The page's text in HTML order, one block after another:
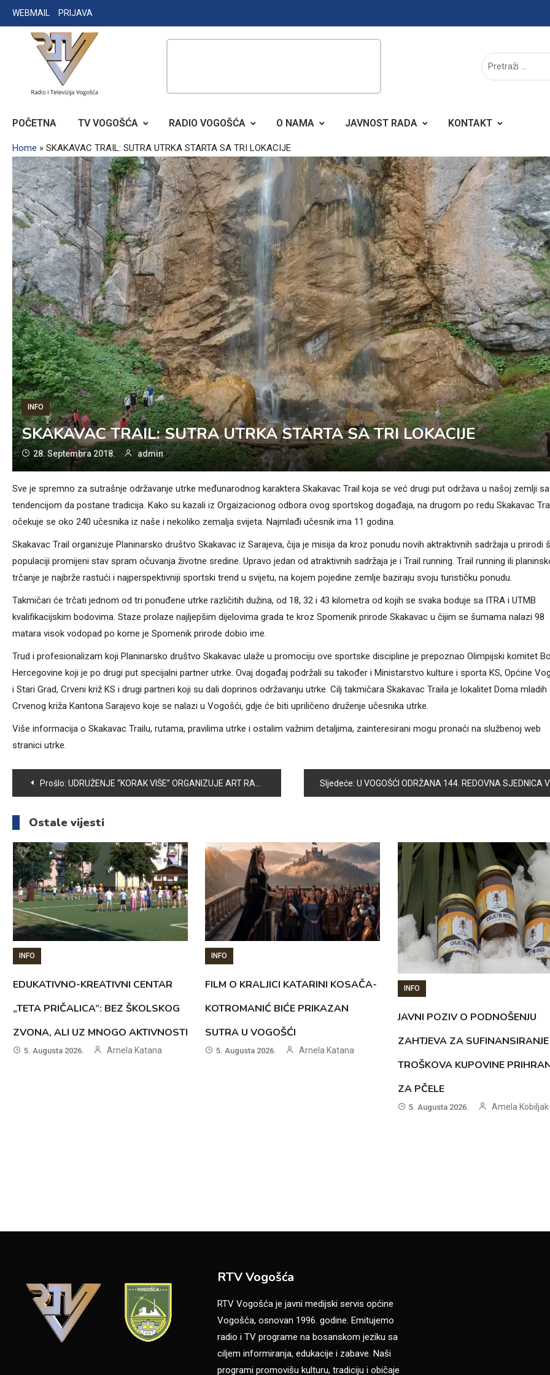
Skip
to
WEBMAIL PRIJAVA
RADIO TELEVIZIJA VOGOŠĆA
POČETNA TV VOGOŠĆA RADIO VOGOŠĆA O NAMA JAVNOST RADA KONTAKT
Home » SKAKAVAC TRAIL: SUTRA UTRKA STARTA SA TRI LOKACIJE
INFO
SKAKAVAC TRAIL: SUTRA UTRKA STARTA SA TRI LOKACIJE
28. Septembra 2018. admin
Sve je spremno za sutrašnje održavanje utrke međunarodnog karaktera Skakavac Trail koja se već drugi put održava u našoj zemlji sa
tendencijom da postane tradicija. Kako su kazali iz Orgaizacionog odbora ovog sportskog događaja, na drugom po redu Skakavac
očekuje se oko 240 učesnika iz naše i nekoliko zemalja svijeta. Najmlađi učesnik ima 11 godina.
Skakavac Trail organizuje Planinarsko društvo Skakavac iz Sarajeva, čija je misija da kroz ponudu novih aktraktivnih sadržaja u prirodi
populaciji promijeni stav spram očuvanja životne sredine. Upravo jedan od atraktivnih sadržaja je i Trail running. Trail running ili
trčanje je najbrže rastući i najperspektivniji sportski trend u svijetu, na kojem pojedine zemlje baziraju svoju turističku ponudu.
Takmičari će trčati jednom od tri ponuđene utrke različitih dužina, od 18, 32 i 43 kilometra od kojih se svaka boduje sa ITRA i UTMB
kvalifikacijskim bodovima. Staze prolaze najljepšim dijelovima grada te kroz Spomenik prirode Skakavac u čijim se šumama nalazi 98
matara visok vodopad po kome je Spomenik prirode dobio ime.
Trud i profesionalizam koji Planinarsko društvo Skakavac ulaže u promociju ove sportske discipline je prepoznao Olimpijski komitet
Hercegovine koji je po drugi put specijalni partner utrke. Ovaj događaj podržali su također i Ministarstvo kulture i sporta KS, Općine
i Stari Grad, Crveni križ KS i drugi partneri koji su dali doprinos održavanju utrke. Cilj takmičara Skakavac Traila je lokalitet Doma mladih
Crvenog križa Kantona Sarajevo koje se nalazi u Vogošći, gdje će biti upriličeno druženje učesnika utrke.
Više informacija o Skakavac Trailu, rutama, pravilima utrke i ostalim važnim detaljima, zainteresirani mogu pronaći na službenoj web
stranici utrke.
Navigacija
članaka
Prošlo: UDRUŽENJE “KORAK VIŠE” ORGANIZUJE ART RADIONICE Sljedeće: U VOGOŠĆI ODRŽANA 144. REDOVNA SJEDNICA VLADE KS
Ostale vijesti
INFO
EDUKATIVNO-KREATIVNI CENTAR
„TETA PRIČALICA”: BEZ ŠKOLSKOG
ZVONA, ALI UZ MNOGO AKTIVNOSTI
5. Augusta 2026. Arnela Katana
INFO
FILM O KRALJICI KATARINI KOSAČA-
KOTROMANIĆ BIĆE PRIKAZAN
SUTRA U VOGOŠĆI
5. Augusta 2026. Arnela Katana
INFO
JAVNI POZIV O PODNOŠENJU
ZAHTJEVA ZA SUFINANSIRANJE
TROŠKOVA KUPOVINE
ZA PČELE
5. Augusta 2026. Amela Kobiljak
RTV Vogošća
RTV Vogošća je javni medijski servis općine
Vogošća, osnovan 1996. godine. Emitujemo
radio i TV programe na bosanskom jeziku sa
ciljem informiranja, edukacije i zabave. Naši
programi promovišu kulturu, tradiciju i običaje